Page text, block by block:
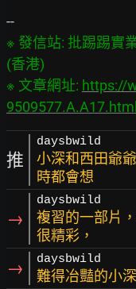
※ 發信站: 批踢踢實
(香港)
※ 文章網址: https://
9509577.A.A17.html
推
daysbwild
小深和西田爺
時都會想
→
daysbwild
複習的一部片
很精彩，
→ daysbwild
難得冶豔的小深